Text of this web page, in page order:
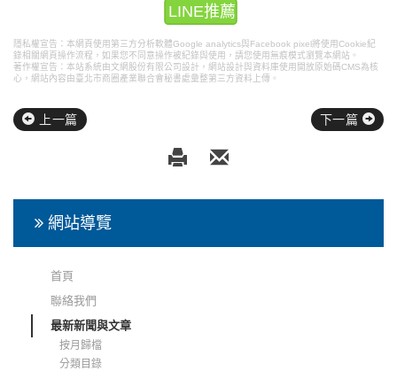
LINE推薦
隱私權宣告：本網頁使用第三方分析軟體Google analytics與Facebook pixel將使用Cookie紀
錄相關網頁操作流程，如果您不同意操作被紀錄與使用，請您使用無痕模式瀏覽本網站。
著作權宣告：本站系統由文網股份有限公司設計， 網站設計與資料庫使用開放原始碼CMS為核
心，網站內容由臺北市商圈產業聯合會秘書處彙整第三方資料上傳。
上一篇 下一篇
網站導覽
首頁
聯絡我們
最新新聞與文章
按月歸檔
分類目錄